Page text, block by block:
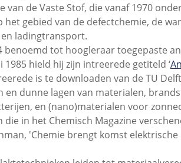
van de Vaste Stof, die vanaf 1970
gebied van de defectchemie, de
ladingtransport.
benoemd tot hoogleraar toegepaste
hield hij zijn intreerede getiteld ‘
is te downloaden van de TU
en dunne lagen van materialen,
en (nano)materialen voor
in het Chemisch Magazine
'Chemie brengt komst